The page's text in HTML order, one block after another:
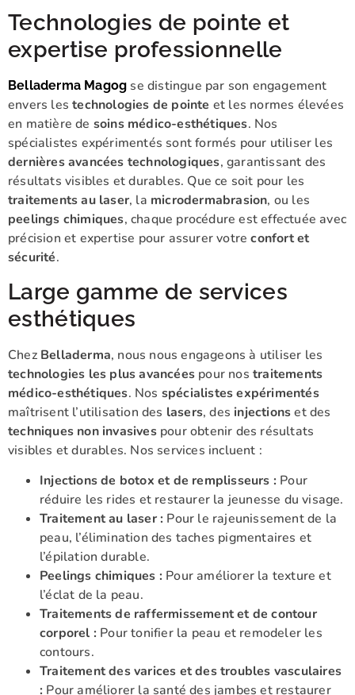
Technologies de pointe et
expertise professionnelle
Belladerma Magog se distingue par son engagement
envers lestechnologies de pointe et les normes élevées
en matière de soins médico-esthétiques. Nos
spécialistes expérimentés sont formés pour utiliser les
dernières avancées technologiques, garantissant des
résultats visibles et durables. Que ce soit pour les
traitements au laser, la microdermabrasion, ou les
peelings chimiques, chaque procédure est effectuée avec
précision et expertise pour assurer votreconfort et
sécurité.
Large gamme de services
esthétiques
Chez Belladerma, nous nous engageons à utiliser les
technologies les plus avancées pour nos traitements
médico-esthétiques. Nos spécialistes expérimentés
maîtrisent l’utilisation des lasers, des injectionset des
techniques non invasivespour obtenir des résultats
visibles et durables. Nos services incluent :
Injections de botox et de remplisseurs : Pour
réduire les rides et restaurer la jeunesse du visage.
Traitement au laser : Pour le rajeunissement de la
peau, l’élimination des taches pigmentaires et
l’épilation durable.
Peelings chimiques : Pour améliorer la texture et
l’éclat de la peau.
Traitements de raffermissement et de contour
corporel : Pour tonifier la peau et remodeler les
contours.
Traitement des varices et des troubles vasculaires
: Pour améliorer la santé des jambes et restaurer